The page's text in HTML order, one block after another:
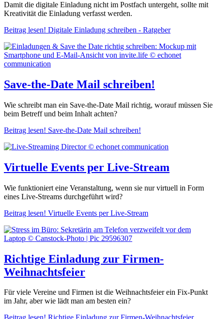
Damit die digitale Einladung nicht im Postfach untergeht, sollte mit
Kreativität die Einladung verfasst werden.
Beitrag lesen! Digitale Einladung schreiben - Ratgeber
Save-the-Date Mail schreiben!
Wie schreibt man ein Save-the-Date Mail richtig, worauf müssen Sie
beim Betreff und beim Inhalt achten?
Beitrag lesen! Save-the-Date Mail schreiben!
Virtuelle Events per Live-Stream
Wie funktioniert eine Veranstaltung, wenn sie nur virtuell in Form
eines Live-Streams durchgeführt wird?
Beitrag lesen! Virtuelle Events per Live-Stream
Richtige Einladung zur Firmen-
Weihnachtsfeier
Für viele Vereine und Firmen ist die Weihnachtsfeier ein Fix-Punkt
im Jahr, aber wie lädt man am besten ein?